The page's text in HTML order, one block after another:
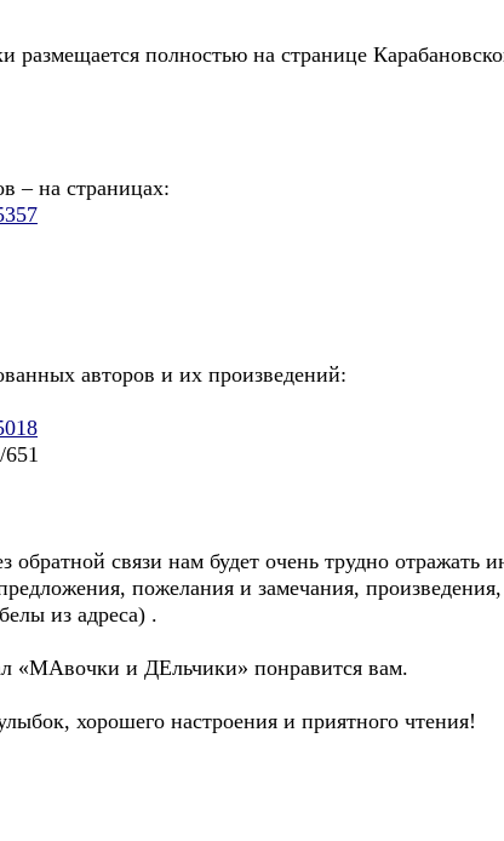
полностью на странице
– на страницах:
авторов и их произведений:
обратной связи нам будет очень трудно отражать
пожелания и замечания,
из адреса) .
«МАвочки и ДEльчики» понравится вам.
хорошего настроения и приятного чтения!